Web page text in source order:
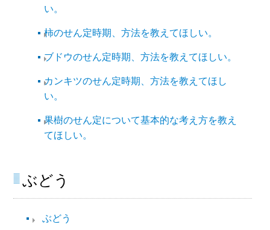
い。
柿のせん定時期、方法を教えてほしい。
ブドウのせん定時期、方法を教えてほしい。
カンキツのせん定時期、方法を教えてほし
い。
果樹のせん定について基本的な考え方を教え
てほしい。
ぶどう
ぶどう